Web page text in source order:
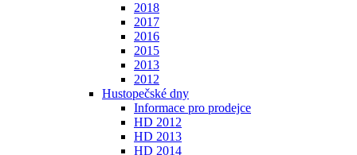
2018
2017
2016
2015
2013
2012
Hustopečské dny
Informace pro prodejce
HD 2012
HD 2013
HD 2014